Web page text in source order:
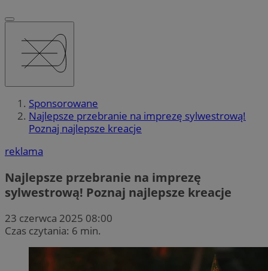
Sponsorowane
Najlepsze przebranie na imprezę sylwestrową!
Poznaj najlepsze kreacje
reklama
Najlepsze przebranie na imprezę
sylwestrową! Poznaj najlepsze kreacje
23 czerwca 2025 08:00
Czas czytania: 6 min.